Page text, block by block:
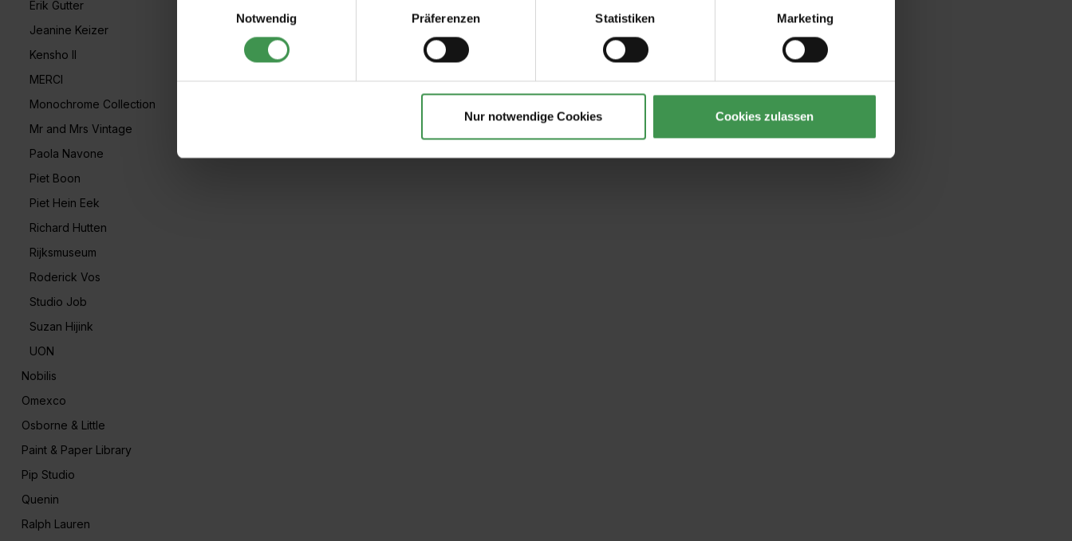
Notwendig
Präferenzen Statistiken Marketing
Nur notwendige Cookies Cookies zulassen
Erik Gutter
Jeanine Keizer
Kensho II
MERCI
Monochrome Collection
Mr and Mrs Vintage
Paola Navone
Piet Boon
Piet Hein Eek
Richard Hutten
Rijksmuseum
Roderick Vos
Studio Job
Suzan Hijink
UON
Nobilis
Omexco
Osborne & Little
Paint & Paper Library
Pip Studio
Quenin
Ralph Lauren